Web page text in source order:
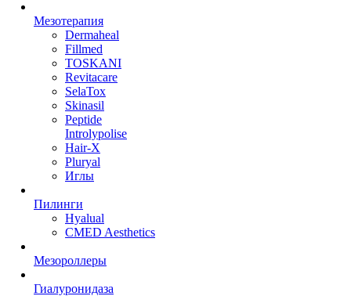
Мезотерапия
Dermaheal
Fillmed
TOSKANI
Revitacare
SelaTox
Skinasil
Peptide
Introlypolise
Hair-X
Pluryal
Иглы
Пилинги
Hyalual
CMED Aesthetics
Мезороллеры
Гиалуронидаза